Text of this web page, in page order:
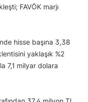
FAVÖK marjı
hisse başına 3,38
yaklaşık %2
7,1 milyar dolara